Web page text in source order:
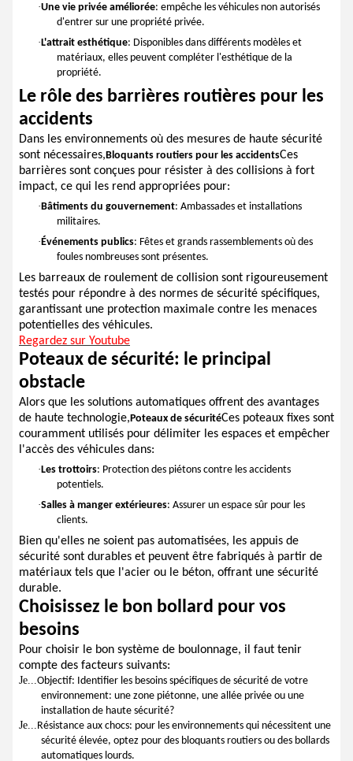
·Une vie privée améliorée: empêche les véhicules non autorisés
d'entrer sur une propriété privée.
· L'attrait esthétique: Disponibles dans différents modèles et
matériaux, elles peuvent compléter l'esthétique de la
propriété.
Le rôle des barrières routières pour les
accidents
Dans les environnements où des mesures de haute sécurité
sont nécessaires,Bloquants routiers pour les accidentsCes
barrières sont conçues pour résister à des collisions à fort
impact, ce qui les rend appropriées pour:
·Bâtiments du gouvernement: Ambassades et installations
militaires.
· Événements publics: Fêtes et grands rassemblements où des
foules nombreuses sont présentes.
Les barreaux de roulement de collision sont rigoureusement
testés pour répondre à des normes de sécurité spécifiques,
garantissant une protection maximale contre les menaces
potentielles des véhicules.
Regardez sur Youtube
Poteaux de sécurité: le principal
obstacle
Alors que les solutions automatiques offrent des avantages
de haute technologie,Poteaux de sécuritéCes poteaux fixes sont
couramment utilisés pour délimiter les espaces et empêcher
l'accès des véhicules dans:
·Les trottoirs: Protection des piétons contre les accidents
potentiels.
·Salles à manger extérieures: Assurer un espace sûr pour les
clients.
Bien qu'elles ne soient pas automatisées, les appuis de
sécurité sont durables et peuvent être fabriqués à partir de
matériaux tels que l'acier ou le béton, offrant une sécurité
durable.
Choisissez le bon bollard pour vos
besoins
Pour choisir le bon système de boulonnage, il faut tenir
compte des facteurs suivants:
Je... Objectif: Identifier les besoins spécifiques de sécurité de votre
environnement: une zone piétonne, une allée privée ou une
installation de haute sécurité?
Je... Résistance aux chocs: pour les environnements qui nécessitent une
sécurité élevée, optez pour des bloquants routiers ou des bollards
automatiques lourds.